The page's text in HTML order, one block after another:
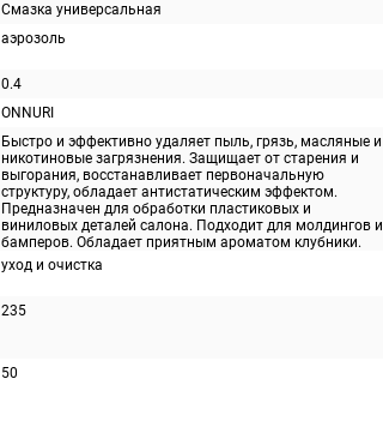
Смазка универсальная
аэрозоль
0.4
ONNURI
Быстро и эффективно удаляет пыль, грязь, масляные и
никотиновые загрязнения. Защищает от старения и
выгорания, восстанавливает первоначальную
структуру, обладает антистатическим эффектом.
Предназначен для обработки пластиковых и
виниловых деталей салона. Подходит для молдингов и
бамперов. Обладает приятным ароматом клубники.
уход и очистка
235
50